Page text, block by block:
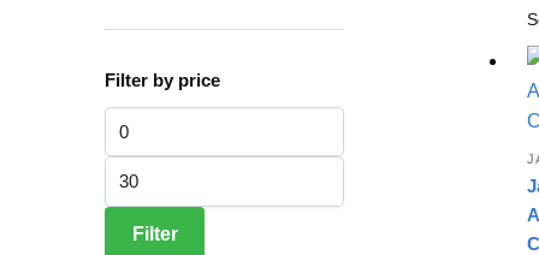
Filter by price
Min price
Max price
Filter